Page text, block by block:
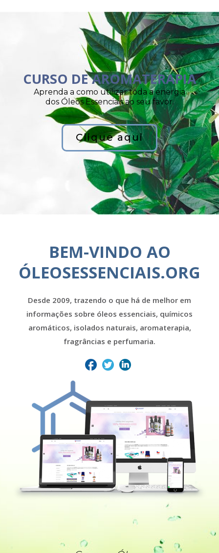
CURSO DE AROMATERAPIA
Aprenda a como utilizar toda a energia
dos Óleos Essenciais ao seu favor.
Clique aqui
BEM-VINDO AO
ÓLEOSESSENCIAIS.ORG
Desde 2009, trazendo o que há de melhor em
informações sobre óleos essenciais, químicos
aromáticos, isolados naturais, aromaterapia,
fragrâncias e perfumaria.